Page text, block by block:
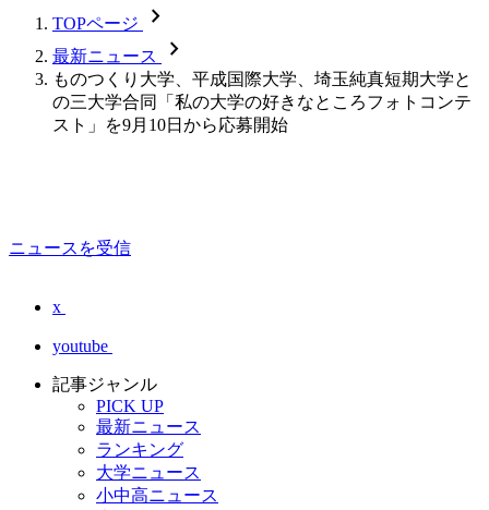
TOPページ chevron_forward
最新ニュース chevron_forward
ものつくり大学、平成国際大学、埼玉純真短期大学と
の三大学合同「私の大学の好きなところフォトコンテ
スト」を9月10日から応募開始
ニュースを受信
x
youtube
記事ジャンル
PICK UP
最新ニュース
ランキング
大学ニュース
小中高ニュース